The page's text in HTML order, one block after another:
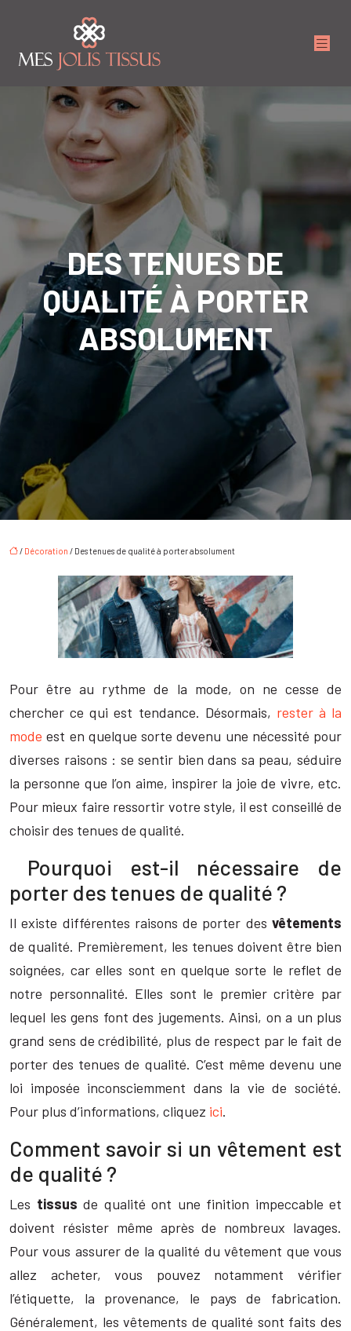
DES TENUES DE
QUALITÉ À PORTER
ABSOLUMENT
/ Décoration / Des tenues de qualité à porter absolument
Pour être au rythme de la mode, on ne cesse de
chercher ce qui est tendance. Désormais, rester à la
mode est en quelque sorte devenu une nécessité pour
diverses raisons : se sentir bien dans sa peau, séduire
la personne que l’on aime, inspirer la joie de vivre, etc.
Pour mieux faire ressortir votre style, il est conseillé de
choisir des tenues de qualité.
Pourquoi est-il nécessaire de
porter des tenues de qualité ?
Il existe différentes raisons de porter des vêtements
de qualité. Premièrement, les tenues doivent être bien
soignées, car elles sont en quelque sorte le reflet de
notre personnalité. Elles sont le premier critère par
lequel les gens font des jugements. Ainsi, on a un plus
grand sens de crédibilité, plus de respect par le fait de
porter des tenues de qualité. C’est même devenu une
loi imposée inconsciemment dans la vie de société.
Pour plus d’informations, cliquez ici.
Comment savoir si un vêtement est
de qualité ?
Les tissus de qualité ont une finition impeccable et
doivent résister même après de nombreux lavages.
Pour vous assurer de la qualité du vêtement que vous
allez acheter, vous pouvez notamment vérifier
l’étiquette, la provenance, le pays de fabrication.
Généralement, les vêtements de qualité sont faits des